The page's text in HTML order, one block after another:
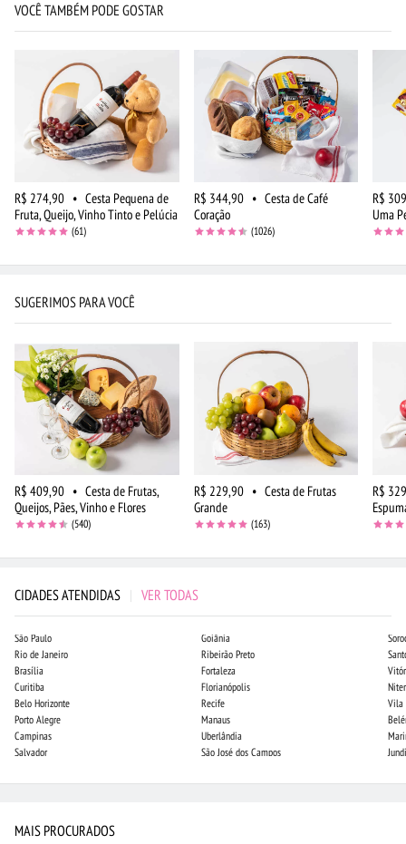
VOCÊ TAMBÉM PODE GOSTAR
R$ 274,90 • Cesta Pequena de
Fruta, Queijo, Vinho Tinto e Pelúcia
(61)
R$ 344,90 • Cesta de Café
Coração
(1026)
R$
Uma
SUGERIMOS PARA VOCÊ
R$ 409,90 • Cesta de Frutas,
Queijos, Pães, Vinho e Flores
(540)
R$ 229,90 • Cesta de Frutas
Grande
(163)
R$
CIDADES ATENDIDAS | VER TODAS
São Paulo
Rio de Janeiro
Brasília
Curitiba
Belo Horizonte
Porto Alegre
Campinas
Salvador
Goiânia
Ribeirão Preto
Fortaleza
Florianópolis
Recife
Manaus
Uberlândia
São José dos Campos
Vila
MAIS PROCURADOS